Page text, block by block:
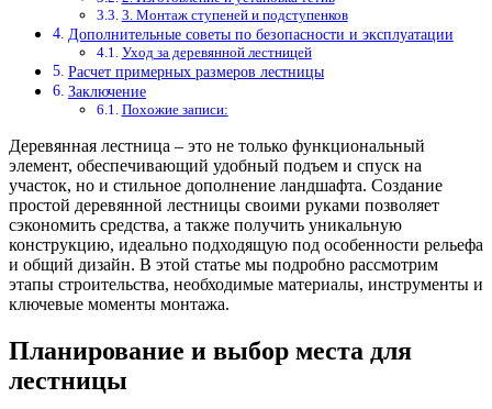
3. Монтаж ступеней и подступенков
Дополнительные советы по безопасности и эксплуатации
Уход за деревянной лестницей
Расчет примерных размеров лестницы
Заключение
Похожие записи:
Деревянная лестница – это не только функциональный
элемент, обеспечивающий удобный подъем и спуск на
участок, но и стильное дополнение ландшафта. Создание
простой деревянной лестницы своими руками позволяет
сэкономить средства, а также получить уникальную
конструкцию, идеально подходящую под особенности рельефа
и общий дизайн. В этой статье мы подробно рассмотрим
этапы строительства, необходимые материалы, инструменты и
ключевые моменты монтажа.
Планирование и выбор места для
лестницы